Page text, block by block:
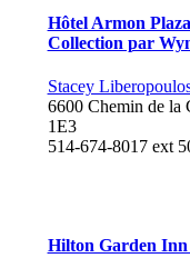
Hôtel Armon
Collection par
Stacey
6600 Chemin de la
1E3
514-674-8017 ext
Hilton Garden